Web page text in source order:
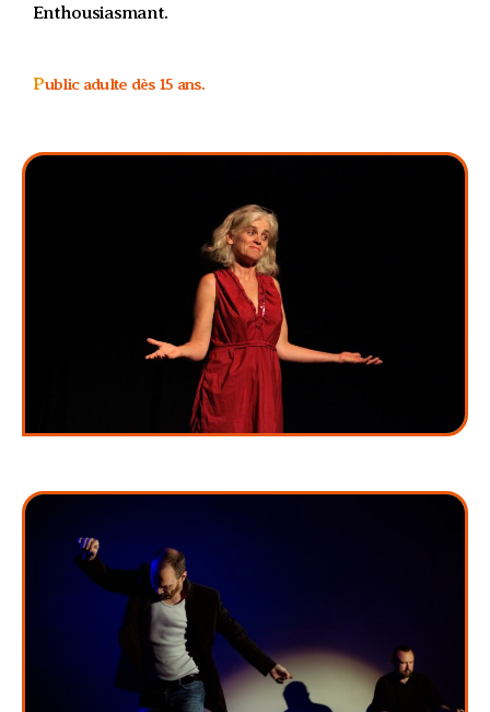
Enthousiasmant.
Public adulte dès 15 ans.